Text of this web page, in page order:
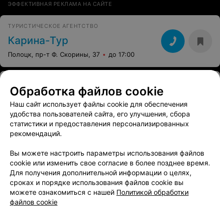
ЭФФЕКТИВНАЯ РЕКЛАМА НА САЙТЕ
ТУРИСТИЧЕСКОЕ АГЕНТСТВО
Карина-Тур
Полоцк, пр-т Ф. Скорины, 37 до 17:00
Семь дорог
Полоцк, пр-т Ф. Скорины, 34 Выходной
Обработка файлов cookie
Наш сайт использует файлы cookie для обеспечения
удобства пользователей сайта, его улучшения, сбора
статистики и предоставления персонализированных
рекомендаций.
Вы можете настроить параметры использования файлов
cookie или изменить свое согласие в более позднее время.
Для получения дополнительной информации о целях,
сроках и порядке использования файлов cookie вы
можете ознакомиться с нашей Политикой обработки
файлов cookie